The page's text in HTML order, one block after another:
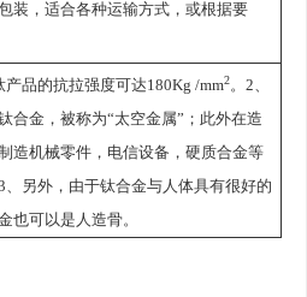
装，适合各种运输方式，或根据要
产品的抗拉强度可达180Kg /mm2。2、
合金，被称为“太空金属”；此外在造
造机械零件，电信设备，硬质合金等
、另外，由于钛合金与人体具有很好的
也可以是人造骨。